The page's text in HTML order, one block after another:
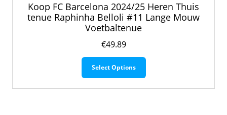
Koop FC Barcelona 2024/25 Heren Thuis
tenue Raphinha Belloli #11 Lange Mouw
Voetbaltenue
€49.89
Select Options
Dit